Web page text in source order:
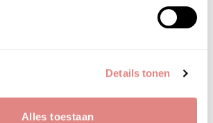
Details tonen
Alles toestaan